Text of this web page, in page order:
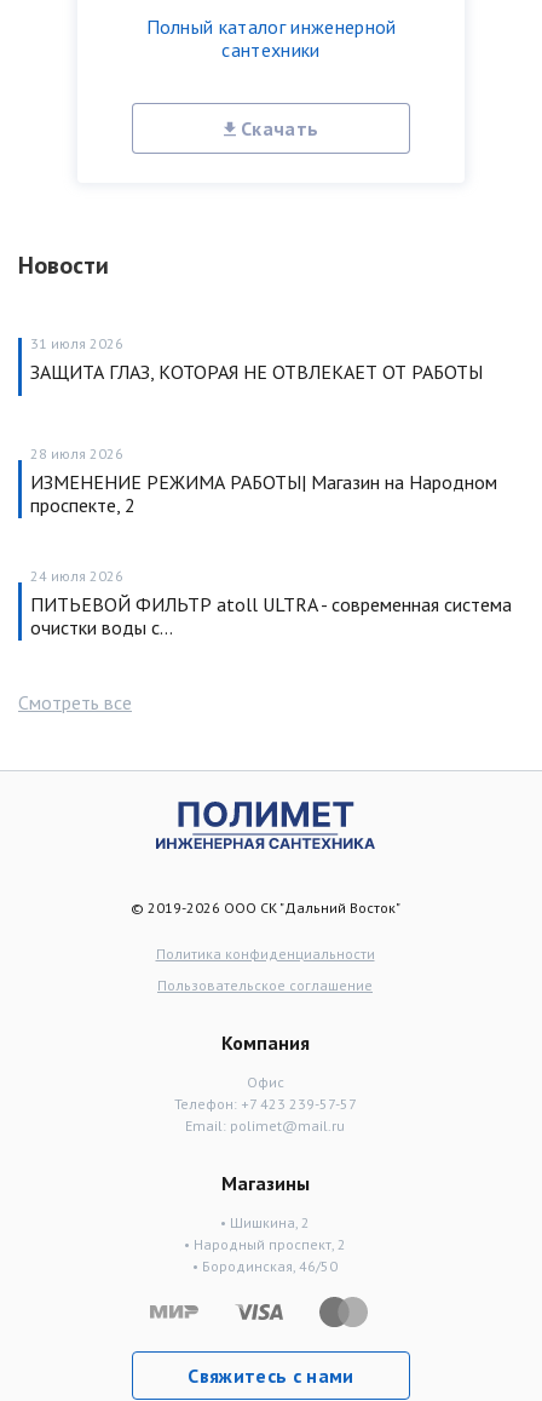
Полный каталог инженерной
сантехники
Скачать
Новости
31 июля 2026
ЗАЩИТА ГЛАЗ, КОТОРАЯ НЕ ОТВЛЕКАЕТ ОТ РАБОТЫ
28 июля 2026
ИЗМЕНЕНИЕ РЕЖИМА РАБОТЫ| Магазин на Народном
проспекте, 2
24 июля 2026
ПИТЬЕВОЙ ФИЛЬТР atoll ULTRA - современная система
очистки воды с…
Смотреть все
© 2019-2026 ООО СК "Дальний Восток"
Политика конфиденциальности
Пользовательское соглашение
Компания
Офис
Телефон: +7 423 239-57-57
Email: polimet@mail.ru
Магазины
• Шишкина, 2
• Народный проспект, 2
• Бородинская, 46/50
Свяжитесь с нами